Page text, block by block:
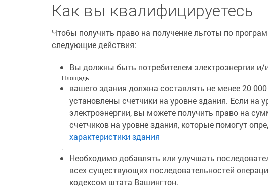
Как вы квалифицируетесь
Чтобы получить право на получение льготы по
следующие действия:
Вы должны быть потребителем электроэнергии и/
Площадь
вашего здания должна составлять не менее 20
установлены счетчики на уровне здания. Если на
электроэнергии, вы можете получить право на
счетчиков на уровне здания, которые помогут
характеристики здания
.
Необходимо добавлять или улучшать
всех существующих последовательностей
кодексом штата Вашингтон.